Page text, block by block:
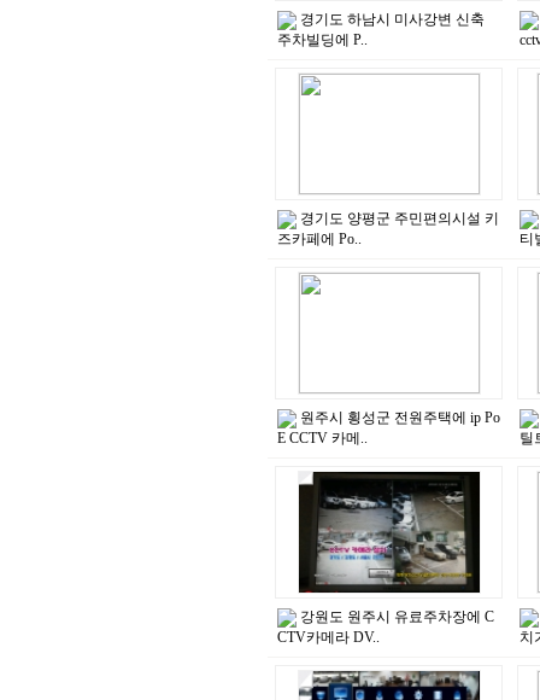
경기도 하남시 미사강변 신축
주차빌딩에 P..
경기도 양평군 주민편의시설 키
즈카페에 Po..
티
원주시 횡성군 전원주택에 ip Po
E CCTV 카메..
틸
강원도 원주시 유료주차장에 C
CTV카메라 DV..
치